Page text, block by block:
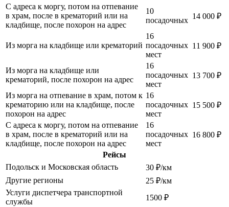
С адреса к моргу, потом на отпевание
в храм, после в крематорий или на
кладбище, после похорон на адрес
10
посадочных 14 000 ₽
Из морга на кладбище или крематорий
16
посадочных
мест
11 900 ₽
Из морга на кладбище или
крематорий, после похорон на адрес
16
посадочных
мест
13 700 ₽
Из морга на отпевание в храм, потом к
крематорию или на кладбище, после
похорон на адрес
16
посадочных
мест
15 500 ₽
С адреса к моргу, потом на отпевание
в храм, после в крематорий или на
кладбище, после похорон на адрес
16
посадочных
мест
16 800 ₽
Рейсы
Подольск и Московская область
30 ₽/км
Другие регионы
25 ₽/км
Услуги диспетчера транспортной
службы
1500 ₽